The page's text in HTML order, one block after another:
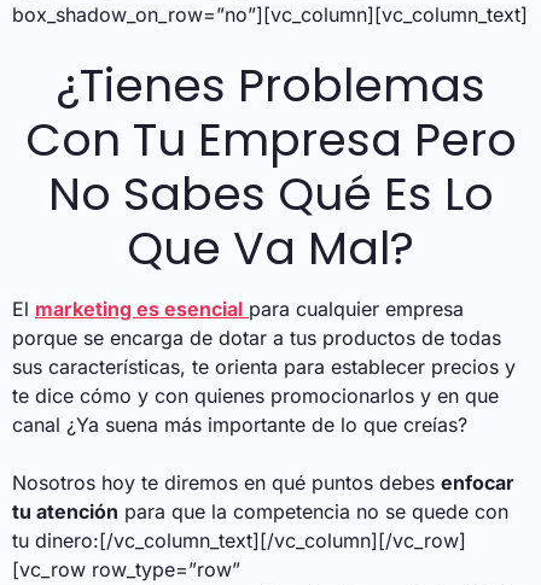
box_shadow_on_row=”no”][vc_column][vc_column_text]
¿Tienes Problemas
Con Tu Empresa Pero
No Sabes Qué Es Lo
Que Va Mal?
El marketing es esencial para cualquier empresa
porque se encarga de dotar a tus productos de todas
sus características, te orienta para establecer precios y
te dice cómo y con quienes promocionarlos y en que
canal ¿Ya suena más importante de lo que creías?
Nosotros hoy te diremos en qué puntos debes enfocar
tu atención para que la competencia no se quede con
tu dinero:[/vc_column_text][/vc_column][/vc_row]
[vc_row row_type=”row”